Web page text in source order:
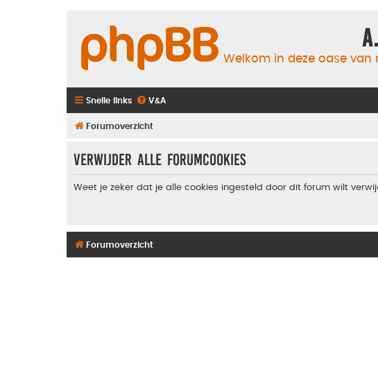
Welkom in deze oase
Snelle links V&A
Forumoverzicht
Verwijder alle forumcookies
Weet je zeker dat je alle cookies ingesteld door dit forum wilt
Forumoverzicht